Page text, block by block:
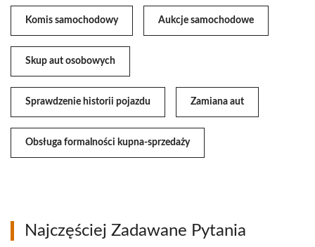
Komis samochodowy Aukcje samochodowe
Skup aut osobowych
Sprawdzenie historii pojazdu Zamiana aut
Obsługa formalności kupna-sprzedaży
Najczęściej Zadawane Pytania